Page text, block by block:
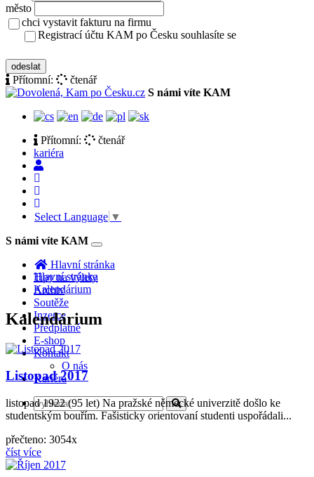
město
chci vystavit fakturu na firmu
Registrací účtu KAM po Česku souhlasíte se
odeslat
Přítomní:
čtenář
S námi víte KAM
Přítomní:
čtenář
kariéra
Select Language ▼
S námi víte KAM
Toggle
navigation
Hlavní stránka
Tipy na výlety
Archiv
Soutěže
Inzerce
Předplatné
E-shop
Kontakt
O nás
Kariéra
Hlavní stránka
Kalendárium
Kalendárium
Listopad 2017
listopad 1922 (95 let) Na pražské německé univerzitě došlo ke
studentským bouřím. Fašisticky orientovaní studenti uspořádali...
přečteno: 3054x
číst více